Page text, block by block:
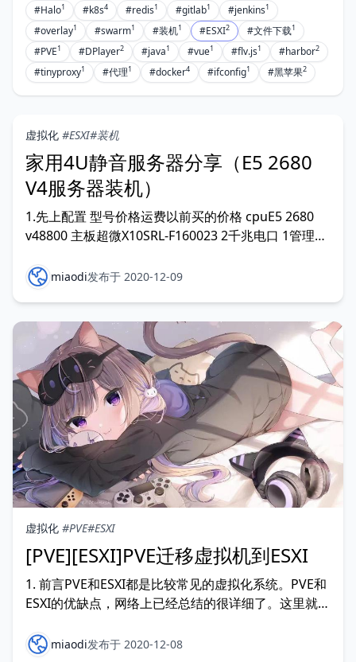
#Halo1 #k8s4 #redis1 #gitlab1 #jenkins1
#overlay1 #swarm1 #装机1 #ESXI2 #文件下载1
#PVE1 #DPlayer2 #java1 #vue1 #flv.js1 #harbor2
#tinyproxy1 #代理1 #docker4 #ifconfig1 #黑苹果2
虚拟化 #ESXI#装机
家用4U静音服务器分享（E5 2680
V4服务器装机）
1.先上配置 型号价格运费以前买的价格 cpuE5 2680
v48800 主板超微X10SRL-F160023 2千兆电口 1管理口
miaodi发布于 2020-12-09
虚拟化 #PVE#ESXI
[PVE][ESXI]PVE迁移虚拟机到ESXI
1. 前言PVE和ESXI都是比较常见的虚拟化系统。PVE和
ESXI的优缺点，网络上已经总结的很详细了。这里就不
ESXI各种不兼容。而且只支持4根低
miaodi发布于 2020-12-08